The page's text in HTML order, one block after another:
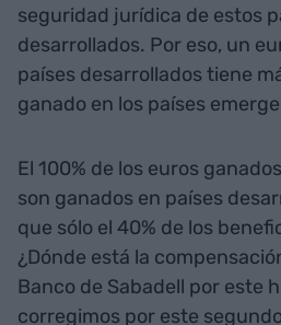
seguridad jurídica de estos
desarrollados. Por eso, un
países desarrollados tiene
ganado en los países
El 100% de los euros
son ganados en países
que sólo el 40% de los
¿Dónde está la
Banco de Sabadell por este
corregimos por este